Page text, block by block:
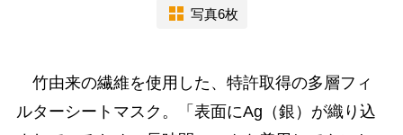
写真6枚
竹由来の繊維を使用した、特許取得の多層フィ
ルターシートマスク。「表面にAg（銀）が織り込